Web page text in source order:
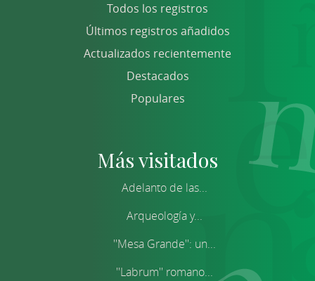
Todos los registros
Últimos registros añadidos
Actualizados recientemente
Destacados
Populares
Más visitados
Adelanto de las...
Arqueología y...
''Mesa Grande'': un...
''Labrum'' romano...